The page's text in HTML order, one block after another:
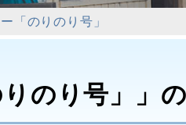
「のりのり号」
のり号」」